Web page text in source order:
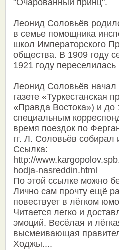
"Очарованный принц".
Леонид Соловьёв
в семье помощника
школ Императорского
общества. В 1909 году
1921 году переселилась
Леонид Соловьёв начал
газете «Туркестанская
«Правда Востока») и до
специальным
время поездок по
гг. Л. Соловьёв
Ссылка:
http://
hodja-nasreddin.html
По этой ссылке можно
Лично сам прочту ещё
повествует в лёгком
Читается легко и
эмоций. Весёлая и
высмеивающая
Ходжы....